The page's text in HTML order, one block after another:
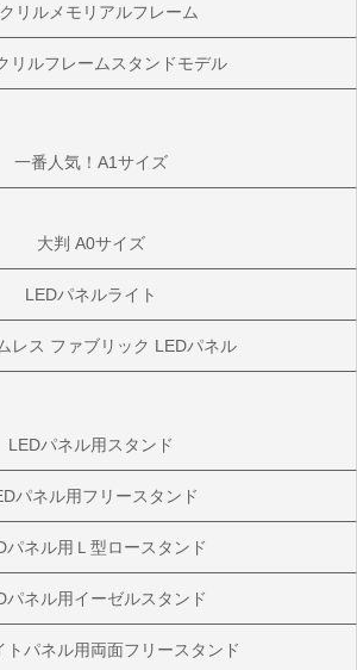
リルメモリアルフレーム
リルフレームスタンドモデル
一番人気！A1サイズ
大判 A0サイズ
LEDパネルライト
レス ファブリック LEDパネル
LEDパネル用スタンド
パネル用フリースタンド
パネル用Ｌ型ロースタンド
パネル用イーゼルスタンド
トパネル用両面フリースタンド